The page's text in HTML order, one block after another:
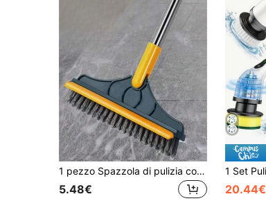
1 pezzo Spazzola di pulizia con manico lungo, strumento di pulizia 2 in 1 per fessure del pavimento, strumento di pulizia per finestre, adatto per bagno, toilette, hotel e uso commerciale, con setole angolate e raschietto, testina rotante a 180°, aiutante per la pulizia domestica
5.48€ 20.44€